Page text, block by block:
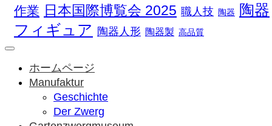
作業 日本国際博覧会 2025 職人技 陶器 陶器
フィギュア 陶器人形 陶器製 高品質
ホームページ
Manufaktur
Geschichte
Der Zwerg